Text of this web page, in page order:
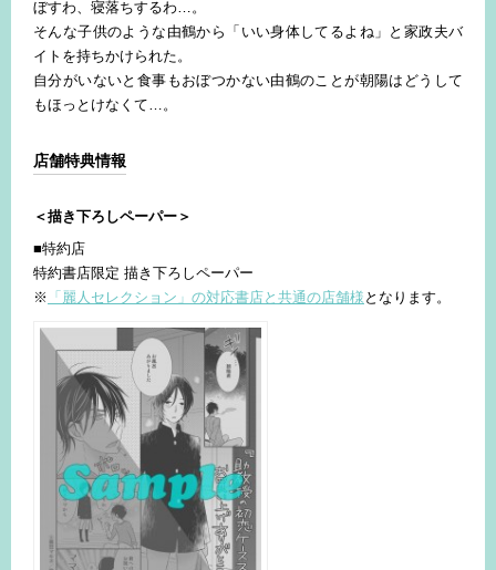
ぼすわ、寝落ちするわ…。
そんな子供のような由鶴から「いい身体してるよね」と家政夫バ
イトを持ちかけられた。
自分がいないと食事もおぼつかない由鶴のことが朝陽はどうして
もほっとけなくて…。
店舗特典情報
＜描き下ろしペーパー＞
■特約店
特約書店限定 描き下ろしペーパー
※ 「麗人セレクション」の対応書店と共通の店舗様 となります。